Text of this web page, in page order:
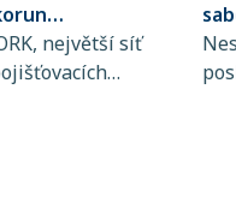
největší síť
Hodnota
klientům